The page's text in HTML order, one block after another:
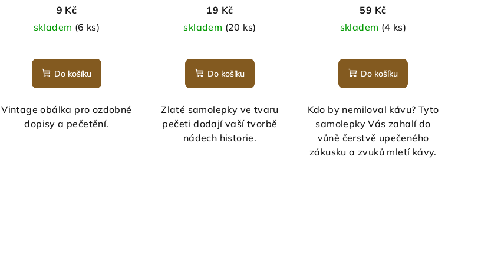
9 Kč
skladem (6 ks)
Do košíku
Vintage obálka pro ozdobné
dopisy a pečetění.
19 Kč
skladem (20 ks)
hodnocení
produktu
je
5,0
z
5
Do košíku
Zlaté samolepky ve tvaru
pečeti dodají vaší tvorbě
nádech historie.
59 Kč
skladem (4 ks)
Do košíku
Kdo by nemiloval kávu? Tyto
samolepky Vás zahalí do
vůně čerstvě upečeného
zákusku a zvuků mletí kávy.